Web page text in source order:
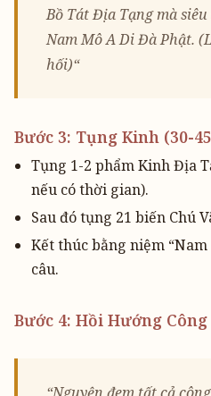
Bồ Tát Địa Tạng mà
Nam Mô A Di Đà Phật.
hối)“
Bước 3: Tụng Kinh (30-
Tụng 1-2 phẩm Kinh Địa
nếu có thời gian).
Sau đó tụng 21 biến Chú
Kết thúc bằng niệm “Nam
câu.
Bước 4: Hồi Hướng